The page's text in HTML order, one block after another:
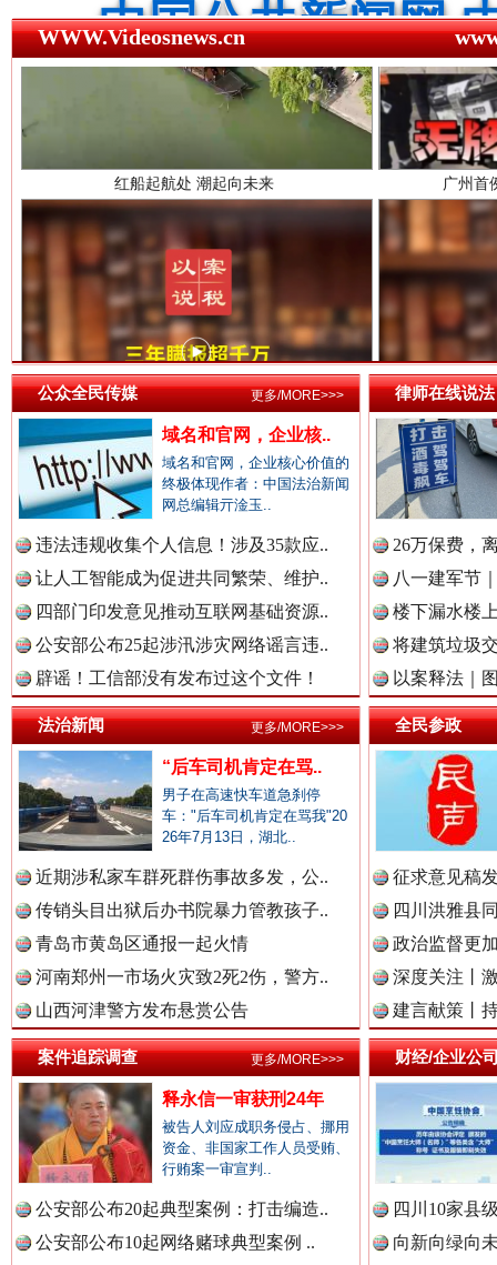
中国法制新闻网.
中国法治新闻网.
中国法院新闻网.
中国检察新闻网.
中国医药新闻网.
中国企业新闻网.
中国农业新闻网.
中国视频新闻网.
中国廉政法纪网.
中国律师在线.
中国参政网.中
中国全民新闻网.
WWW.Videosnews.cn
红船起航处 潮起向未来 广州首
三年瞒报超千万 隐匿收入偷税被查处..
祁连巍巍树丰碑 高回报
一枚“钉子”竟然扎入要害部门
雄关漫道展新颜 “
公众全民传媒
域名和官网，企业核..
域名和官网，企业核心价值的
终极体现作者：中国法治新闻
网总编辑亓淦玉..
违法违规收集个人信息！涉及35款应..
让人工智能成为促进共同繁荣、维护..
四部门印发意见推动互联网基础资源..
公安部公布25起涉汛涉灾网络谣言违..
辟谣！工信部没有发布过这个文件！
更多/MORE>>> 律师在线说法
26万保费，
八一建军节
楼下漏水楼
将建筑垃圾
以案释法｜
法治新闻
“后车司机肯定在骂..
男子在高速快车道急刹停
车："后车司机肯定在骂我"20
26年7月13日，湖北..
近期涉私家车群死群伤事故多发，公..
传销头目出狱后办书院暴力管教孩子..
青岛市黄岛区通报一起火情
河南郑州一市场火灾致2死2伤，警方..
山西河津警方发布悬赏公告
更多/MORE>>> 全民参政
征求意见稿
四川洪雅县
政治监督更
深度关注丨
建言献策丨
案件追踪调查
释永信一审获刑24年
被告人刘应成职务侵占、挪用
资金、非国家工作人员受贿、
行贿案一审宣判..
公安部公布20起典型案例：打击编造..
公安部公布10起网络赌球典型案例 ..
更多/MORE>>> 财经/企业公
四川10家县
向新向绿向